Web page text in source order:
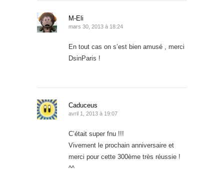
M-Eli
mars 30, 2013 à 18:24
En tout cas on s’est bien amusé , merci
DsinParis !
Caduceus
avril 1, 2013 à 19:07
C’était super fnu !!!
Vivement le prochain anniversaire et
merci pour cette 300ème très réussie !
^^